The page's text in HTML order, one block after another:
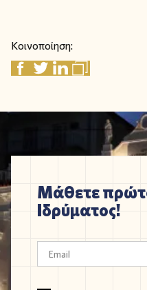
Κοινοποίηση:
Μάθετε
Ιδρύματος!